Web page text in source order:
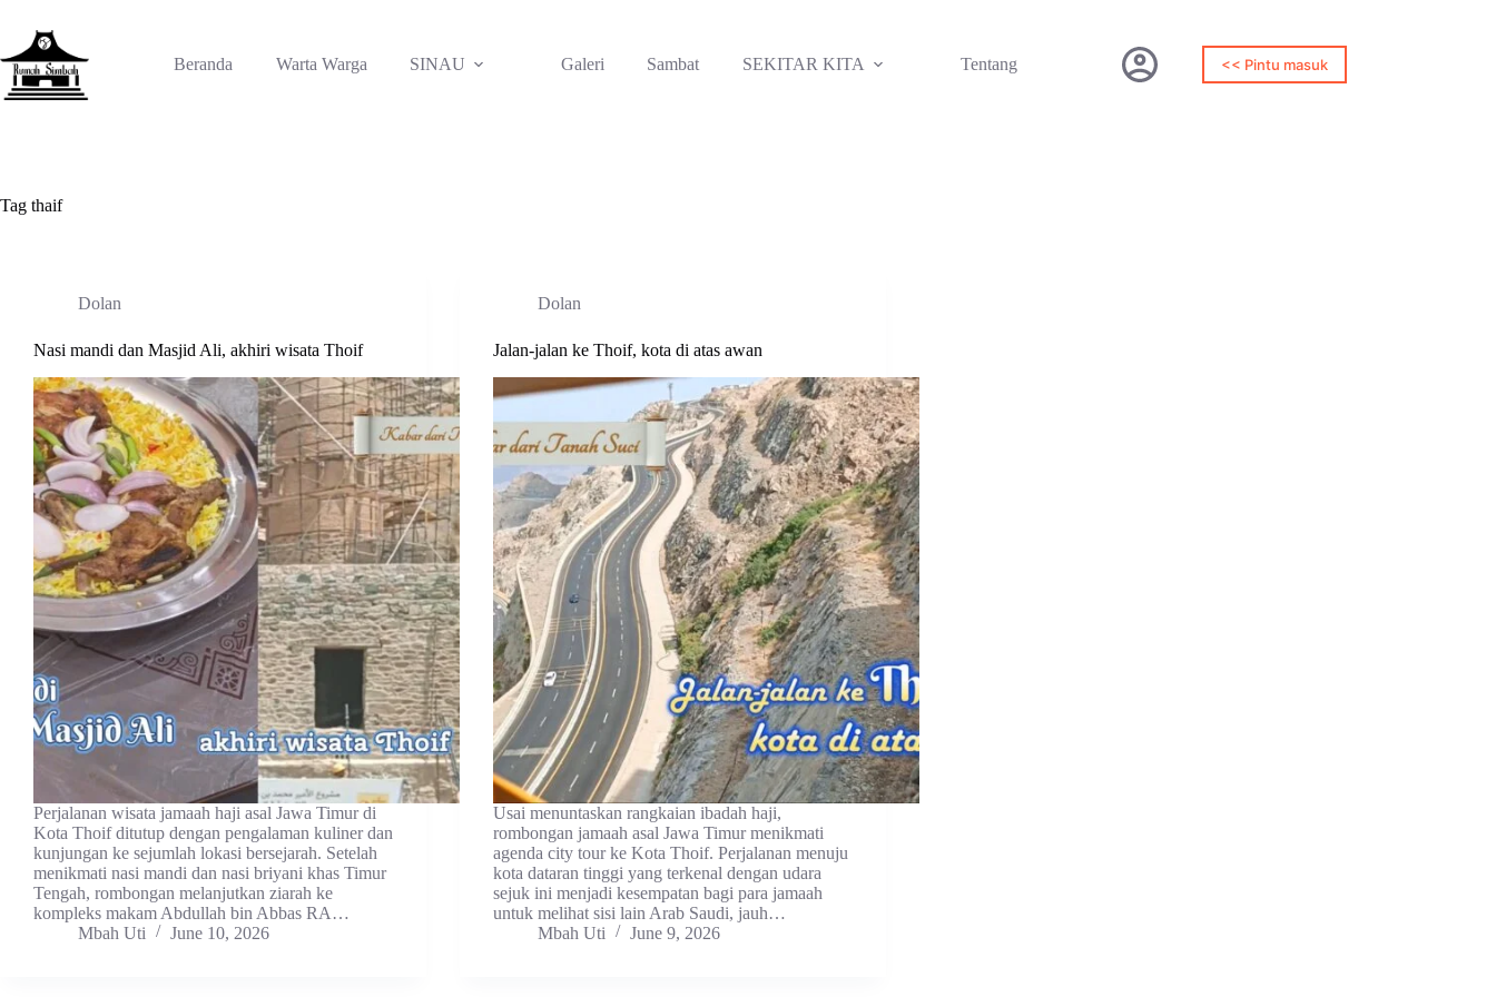
content
Beranda
Warta Warga SINAU Galeri Sambat SEKITAR KITA Tentang << Pintu masuk
Tag thaif
Dolan
Nasi mandi dan Masjid Ali, akhiri wisata Thoif
Perjalanan wisata jamaah haji asal Jawa Timur di
Kota Thoif ditutup dengan pengalaman kuliner dan
kunjungan ke sejumlah lokasi bersejarah. Setelah
menikmati nasi mandi dan nasi briyani khas Timur
Tengah, rombongan melanjutkan ziarah ke
kompleks makam Abdullah bin Abbas RA…
Mbah Uti
June 10, 2026
Dolan
Jalan-jalan ke Thoif, kota di atas awan
Usai menuntaskan rangkaian ibadah haji,
rombongan jamaah asal Jawa Timur menikmati
agenda city tour ke Kota Thoif. Perjalanan menuju
kota dataran tinggi yang terkenal dengan udara
sejuk ini menjadi kesempatan bagi para jamaah
untuk melihat sisi lain Arab Saudi, jauh…
Mbah Uti
June 9, 2026